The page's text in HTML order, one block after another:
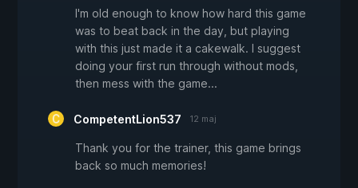
I'm old enough to know how hard this game
was to beat back in the day, but playing
with this just made it a cakewalk. I suggest
doing your first run through without mods,
then mess with the game...
CompetentLion537 12 maj
Thank you for the trainer, this game brings
back so much memories!